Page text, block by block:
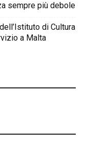
sempre più debole
di Cultura
a Malta